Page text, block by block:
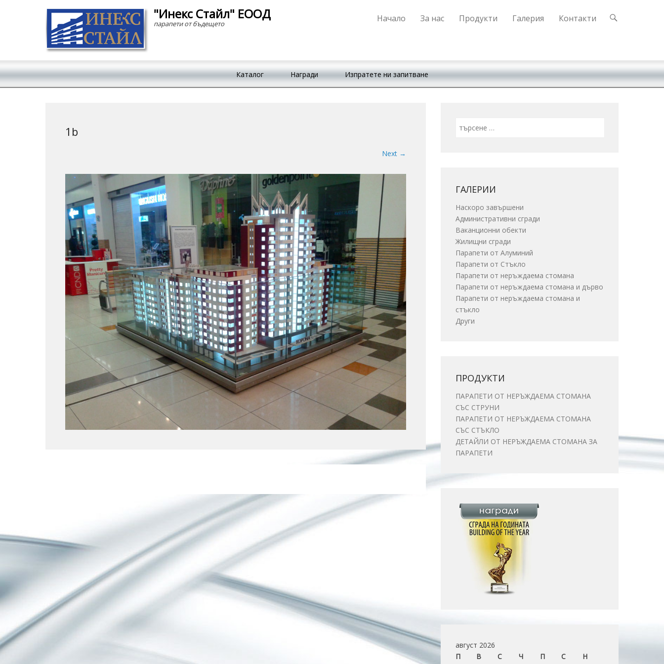
"Инекс Стайл" ЕООД
парапети от бъдещето
Primary Menu
Skip to content
Начало За нас Продукти Галерия Контакти
Каталог
Награди Изпратете ни запитване
1b
Next →
ГАЛЕРИИ
Наскоро завършени
Административни сгради
Ваканционни обекти
Жилищни сгради
Парапети от Алуминий
Парапети от Стъкло
Парапети от неръждаема стомана
Парапети от неръждаема стомана и дърво
Парапети от неръждаема стомана и
стъкло
Други
ПРОДУКТИ
ПАРАПЕТИ ОТ НЕРЪЖДАЕМА СТОМАНА
СЪС СТРУНИ
ПАРАПЕТИ ОТ НЕРЪЖДАЕМА СТОМАНА
СЪС СТЪКЛО
ДЕТАЙЛИ ОТ НЕРЪЖДАЕМА СТОМАНА ЗА
ПАРАПЕТИ
август 2026
П
В С Ч П С
Н